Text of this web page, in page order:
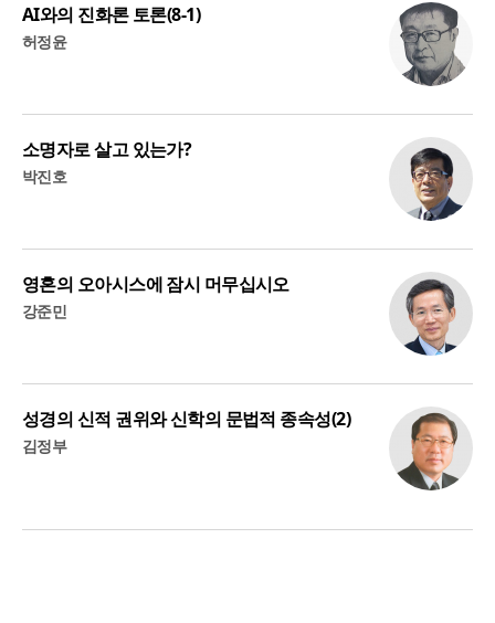
AI와의 진화론 토론(8-1)
허정윤
소명자로 살고 있는가?
박진호
영혼의 오아시스에 잠시 머무십시오
강준민
성경의 신적 권위와 신학의 문법적 종속성(2)
김정부